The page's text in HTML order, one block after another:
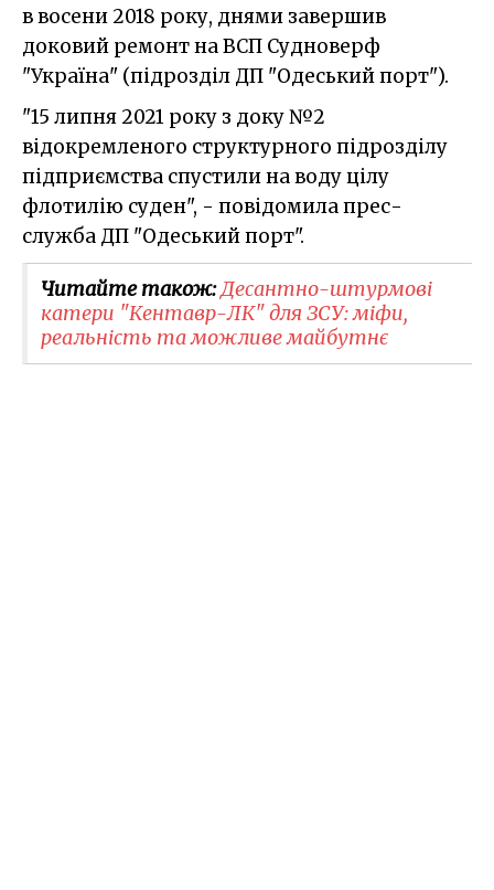
в восени 2018 року, днями завершив
доковий ремонт на ВСП Судноверф
"Україна" (підрозділ ДП "Одеський порт").
"15 липня 2021 року з доку №2
відокремленого структурного підрозділу
підприємства спустили на воду цілу
флотилію суден", - повідомила прес-
служба ДП "Одеський порт".
Читайте також:Десантно-штурмові
катери "Кентавр-ЛК" для ЗСУ: міфи,
реальність та можливе майбутнє